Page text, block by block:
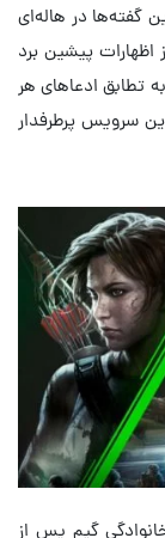
گفته‌ها در هاله‌ای
اظهارات پیشین برد
تطابق ادعاهای هر
سرویس پرطرفدار
گیم پس از